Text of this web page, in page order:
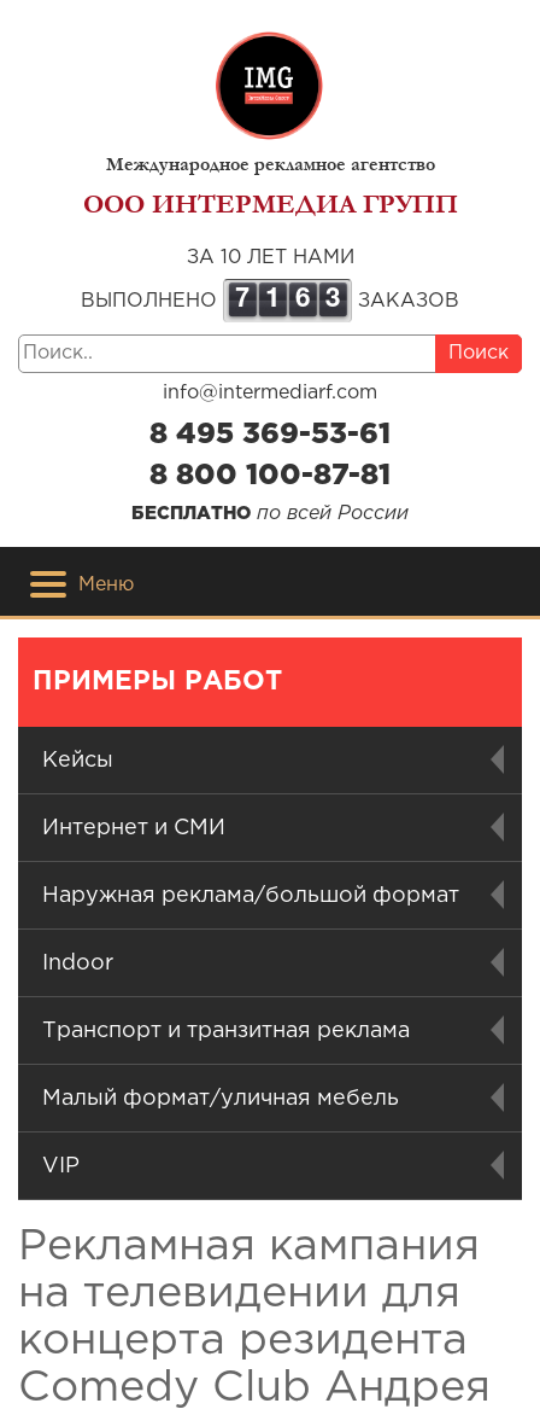
Международное рекламное агентство
ООО ИНТЕРМЕДИА ГРУПП
ЗА 10 ЛЕТ НАМИ
ВЫПОЛНЕНО 7 1 6 3 ЗАКАЗОВ
Поиск
info@intermediarf.com
8 495 369-53-61
8 800 100-87-81
БЕСПЛАТНО по всей России
Меню
ПРИМЕРЫ РАБОТ
Кейсы
Интернет и СМИ
Наружная реклама/большой формат
Indoor
Транспорт и транзитная реклама
Малый формат/уличная мебель
VIP
Рекламная кампания
на телевидении для
концерта резидента
Comedy Club Андрея